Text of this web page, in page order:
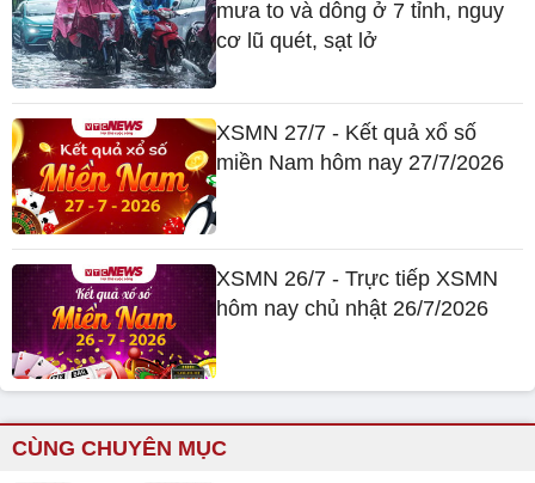
mưa to và dông ở 7 tỉnh, nguy
cơ lũ quét, sạt lở
XSMN 27/7 - Kết quả xổ số
miền Nam hôm nay 27/7/2026
XSMN 26/7 - Trực tiếp XSMN
hôm nay chủ nhật 26/7/2026
CÙNG CHUYÊN MỤC